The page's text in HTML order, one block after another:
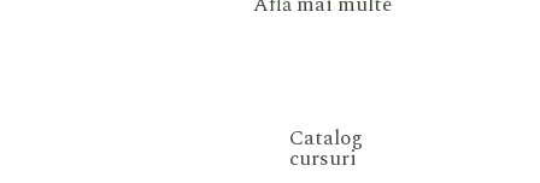
Catalog
cursuri